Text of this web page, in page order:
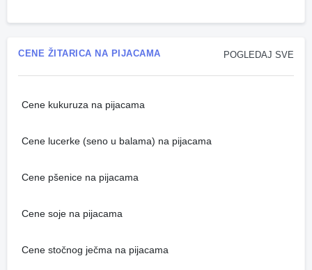
POGLEDAJ SVE
CENE ŽITARICA NA PIJACAMA
Cene kukuruza na pijacama
Cene lucerke (seno u balama) na pijacama
Cene pšenice na pijacama
Cene soje na pijacama
Cene stočnog ječma na pijacama